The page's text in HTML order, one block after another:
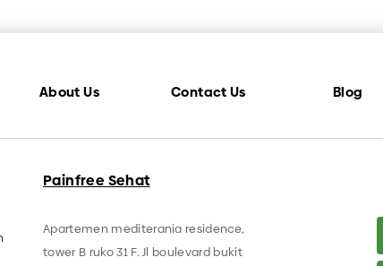
About Us Contact Us Blog
Painfree Sehat
Apartemen mediterania residence,
tower B ruko 31 F. Jl boulevard bukit